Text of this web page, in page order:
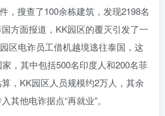
，搜查了100余栋建筑，发现2198名
方面报道，KK园区的覆灭引发了一
区电诈员工借机越境逃往泰国，这
，其中包括500名印度人和200名菲
，KK园区人员规模约2万人，其余
其他电诈据点“再就业”。